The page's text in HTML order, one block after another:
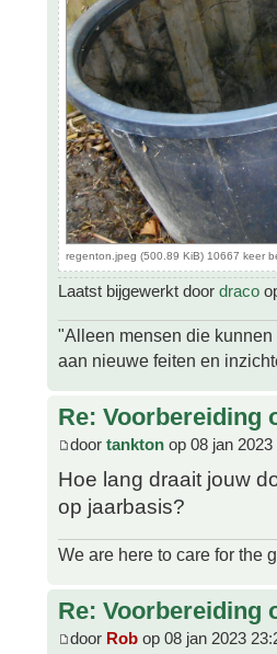
regenton.jpeg (500.89 KiB) 10667 keer
Laatst bijgewerkt door draco
"Alleen mensen die
aan nieuwe feiten en
Re: Voorbereiding
door tankton op 08 jan 2023
Hoe lang draait jouw
op jaarbasis?
We are here to care for the
Re: Voorbereiding
door Rob op 08 jan 2023